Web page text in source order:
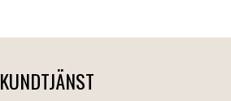
KUNDTJÄNST